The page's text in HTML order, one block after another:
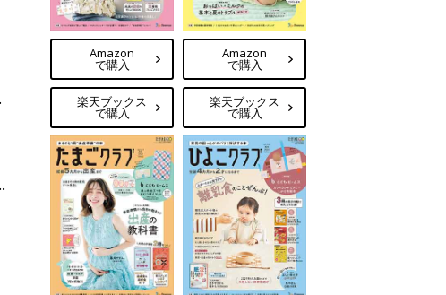
Amazon
で購入
楽天ブックス
で購入
Amazon
で購入
楽天ブックス
で購入